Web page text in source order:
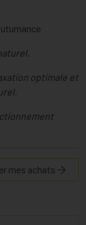
optimale et
mes achats